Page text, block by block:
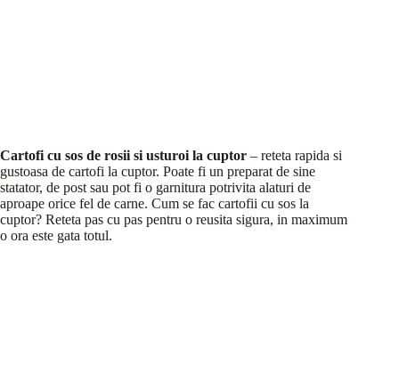
Cartofi cu sos de rosii si usturoi la cuptor – reteta rapida si
gustoasa de cartofi la cuptor. Poate fi un preparat de sine
statator, de post sau pot fi o garnitura potrivita alaturi de
aproape orice fel de carne. Cum se fac cartofii cu sos la
cuptor? Reteta pas cu pas pentru o reusita sigura, in maximum
o ora este gata totul.